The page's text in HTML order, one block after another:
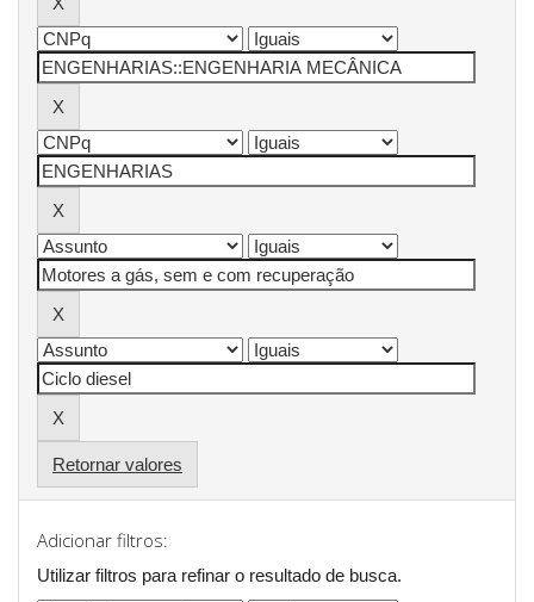
Retornar valores
Adicionar filtros:
Utilizar filtros para refinar o resultado de busca.